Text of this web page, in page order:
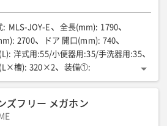
: MLS-JOY-E 全長(mm): 1790
: 2700 ドア 開口(mm): 740
: 洋式用:55/小便器用:35/手洗器用:35
(L×槽): 320×2 装備①:
ットペタル)/簡易水洗小便器
装備②:
ヘルメットラック
内部電気設備①
気扉/漏電遮断機
ズフリー メガホン